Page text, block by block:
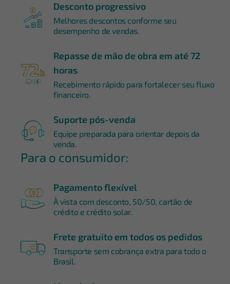
Desconto progressivo
Melhores descontos conforme seu
desempenho de vendas.
Repasse de mão de obra em até 72
horas
Recebimento rápido para fortalecer seu fluxo
financeiro.
Suporte pós-venda
Equipe preparada para orientar depois da
venda.
Para o consumidor:
Pagamento flexível
À vista com desconto, 50/50, cartão de
crédito e crédito solar.
Frete gratuito em todos os pedidos
Transporte sem cobrança extra para todo o
Brasil.